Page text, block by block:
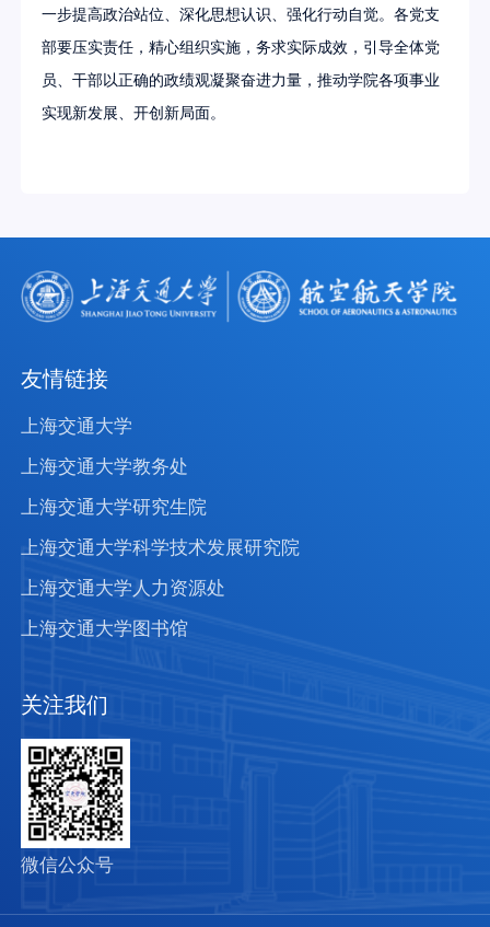
一步提高政治站位、深化思想认识 、强化行动自觉。各党支
部要压实责任，精心组织实施，务求实际成效，引导全体党
员、干部以正确的政绩观凝聚奋进力量，推动学院各项事业
实现新发展、开创新局面。
友情链接
上海交通大学
上海交通大学教务处
上海交通大学研究生院
上海交通大学科学技术发展研究院
上海交通大学人力资源处
上海交通大学图书馆
关注我们
微信公众号